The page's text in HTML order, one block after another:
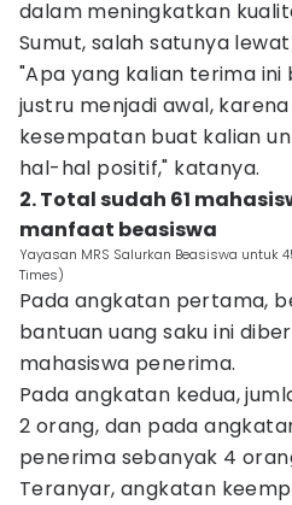
dalam meningkatkan
Sumut, salah satunya
"Apa yang kalian terima
justru menjadi awal,
kesempatan buat kalian
hal-hal positif," katanya.
2. Total sudah 61
manfaat beasiswa
Yayasan MRS Salurkan Beasiswa untuk
Times)
Pada angkatan pertama,
bantuan uang saku ini
mahasiswa penerima.
Pada angkatan kedua,
2 orang, dan pada
penerima sebanyak 4
Teranyar, angkatan